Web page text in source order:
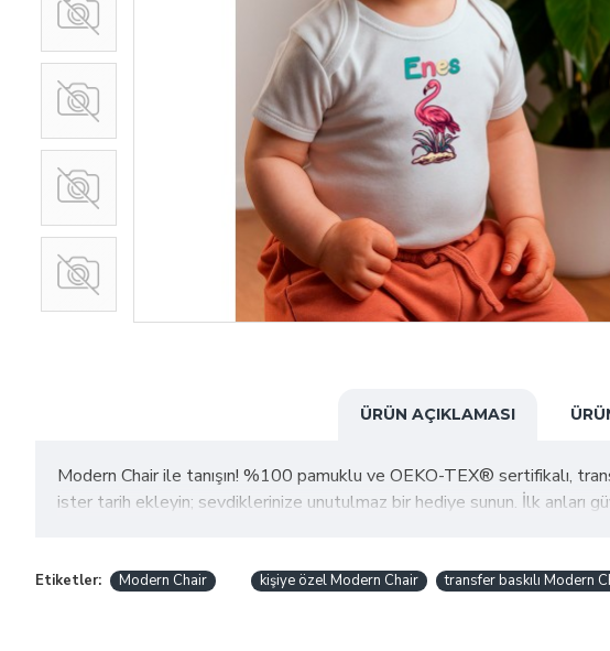
ÜRÜN AÇIKLAMASI
Modern Chair ile tanışın! %100 pamuklu ve OEKO-TEX® sertifikalı,
ister tarih ekleyin; sevdiklerinize unutulmaz bir hediye sunun. İlk anları
Etiketler: Modern Chair kişiye özel Modern Chair transfer baskılı Modern